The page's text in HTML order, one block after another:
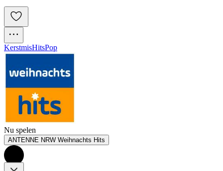
KerstmisHitsPop
Nu spelen
ANTENNE NRW Weihnachts Hits